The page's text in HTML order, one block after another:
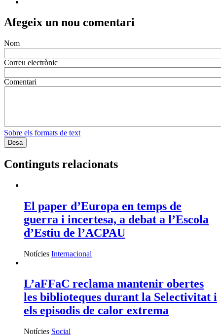
Afegeix un nou comentari
Nom
Correu electrònic
Comentari
Sobre els formats de text
Continguts relacionats
El paper d’Europa en temps de
guerra i incertesa, a debat a l’Escola
d’Estiu de l’ACPAU
Notícies Internacional
L’aFFaC reclama mantenir obertes
les biblioteques durant la Selectivitat i
els episodis de calor extrema
Notícies Social